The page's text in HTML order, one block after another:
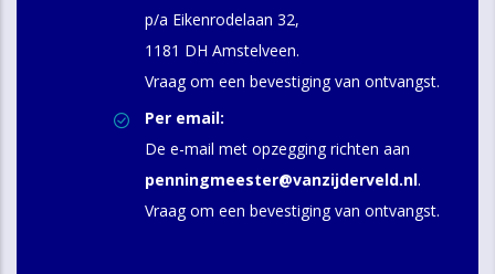
p/a Eikenrodelaan 32,
1181 DH Amstelveen.
Vraag om een bevestiging van ontvangst.
Per email:
De e-mail met opzegging richten aan
penningmeester@vanzijderveld.nl.
Vraag om een bevestiging van ontvangst.